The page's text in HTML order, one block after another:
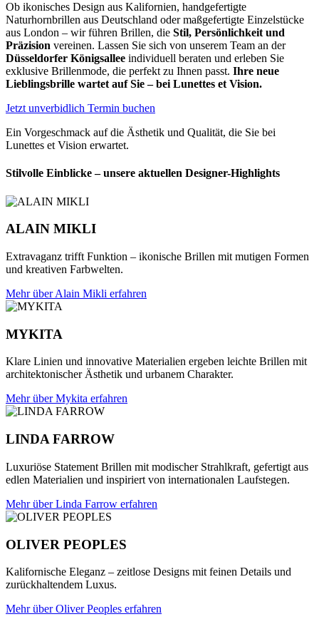
Ob ikonisches Design aus Kalifornien, handgefertigte
Naturhornbrillen aus Deutschland oder maßgefertigte Einzelstücke
aus London – wir führen Brillen, die Stil, Persönlichkeit und
Präzision vereinen. Lassen Sie sich von unserem Team an der
Düsseldorfer Königsallee individuell beraten und erleben Sie
exklusive Brillenmode, die perfekt zu Ihnen passt. Ihre neue
Lieblingsbrille wartet auf Sie – bei Lunettes et Vision.
Jetzt unverbidlich Termin buchen
Ein Vorgeschmack auf die Ästhetik und Qualität, die Sie bei
Lunettes et Vision erwartet.
Stilvolle Einblicke – unsere aktuellen Designer-Highlights
ALAIN MIKLI
Extravaganz trifft Funktion – ikonische Brillen mit mutigen Formen
und kreativen Farbwelten.
Mehr über Alain Mikli erfahren
MYKITA
Klare Linien und innovative Materialien ergeben leichte Brillen mit
architektonischer Ästhetik und urbanem Charakter.
Mehr über Mykita erfahren
LINDA FARROW
Luxuriöse Statement Brillen mit modischer Strahlkraft, gefertigt aus
edlen Materialien und inspiriert von internationalen Laufstegen.
Mehr über Linda Farrow erfahren
OLIVER PEOPLES
Kalifornische Eleganz – zeitlose Designs mit feinen Details und
zurückhaltendem Luxus.
Mehr über Oliver Peoples erfahren